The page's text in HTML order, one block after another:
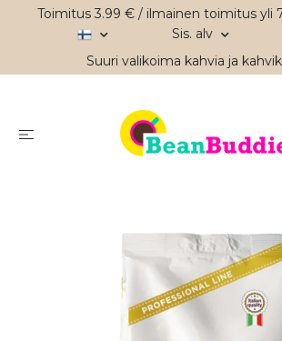
Toimitus 3.99 € / ilmainen toimitus yli
Sis. alv
Suuri valikoima kahvia ja